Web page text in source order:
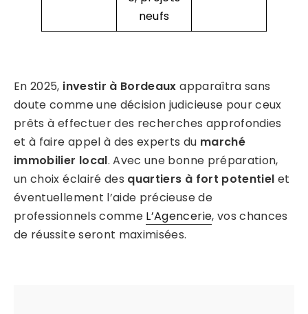
neufs
En 2025, investir à Bordeaux apparaîtra sans
doute comme une décision judicieuse pour ceux
prêts à effectuer des recherches approfondies
et à faire appel à des experts du marché
immobilier local. Avec une bonne préparation,
un choix éclairé des quartiers à fort potentiel et
éventuellement l’aide précieuse de
professionnels comme L’Agencerie, vos chances
de réussite seront maximisées.